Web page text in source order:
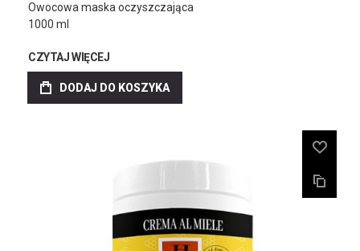
Owocowa maska oczyszczająca
1000 ml
CZYTAJ WIĘCEJ
DODAJ DO KOSZYKA